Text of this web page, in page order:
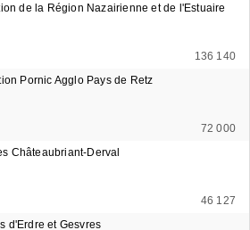
de la Région Nazairienne et de l'Estuaire
136 140
Pornic Agglo Pays de Retz
72 000
Châteaubriant-Derval
46 127
d'Erdre et Gesvres